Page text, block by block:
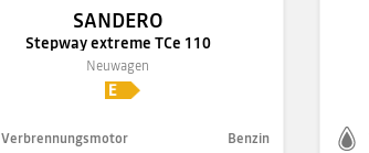
SANDERO
Stepway extreme TCe 110
Neuwagen
Verbrennungsmotor Benzin